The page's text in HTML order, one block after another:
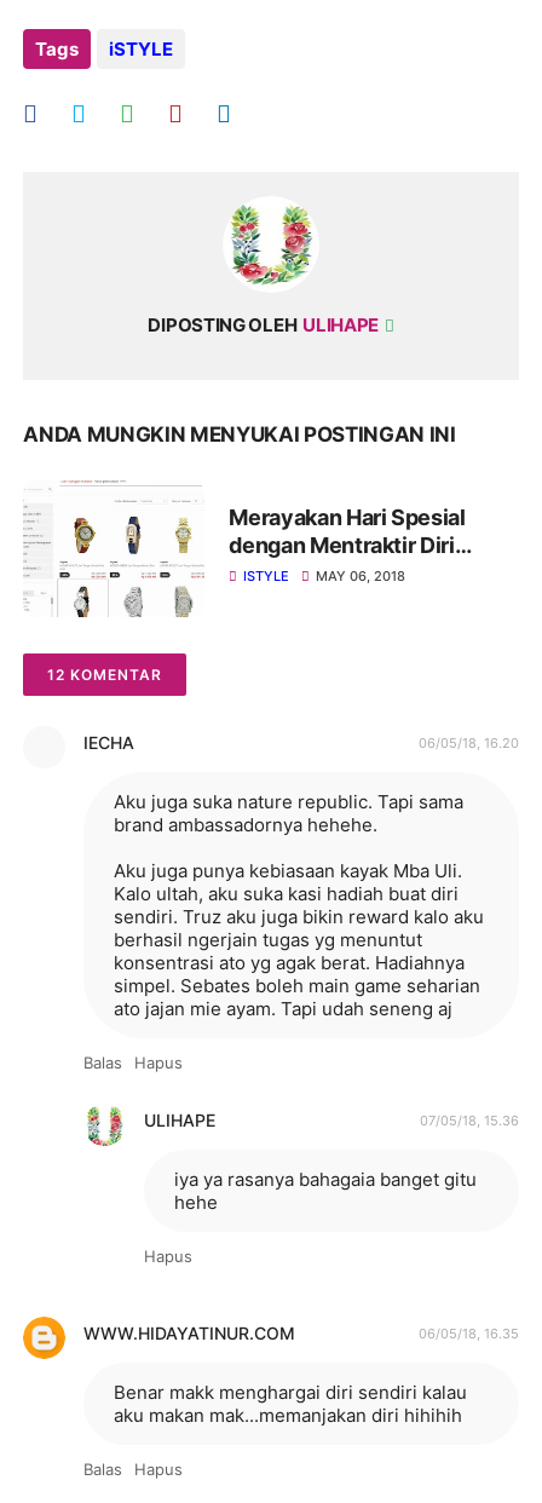
Tags iSTYLE
DIPOSTING OLEH ULIHAPE
ANDA MUNGKIN MENYUKAI POSTINGAN INI
Merayakan Hari Spesial
dengan Mentraktir Diri
Sendiri
ISTYLE MAY 06, 2018
12 KOMENTAR
IECHA 06/05/18, 16.20
Aku juga suka nature republic. Tapi sama
brand ambassadornya hehehe.
Aku juga punya kebiasaan kayak Mba Uli.
Kalo ultah, aku suka kasi hadiah buat diri
sendiri. Truz aku juga bikin reward kalo aku
berhasil ngerjain tugas yg menuntut
konsentrasi ato yg agak berat. Hadiahnya
simpel. Sebates boleh main game seharian
ato jajan mie ayam. Tapi udah seneng aj
Balas Hapus
ULIHAPE 07/05/18, 15.36
iya ya rasanya bahagaia banget gitu
hehe
Hapus
WWW.HIDAYATINUR.COM 06/05/18, 16.35
Benar makk menghargai diri sendiri kalau
aku makan mak...memanjakan diri hihihih
Balas Hapus